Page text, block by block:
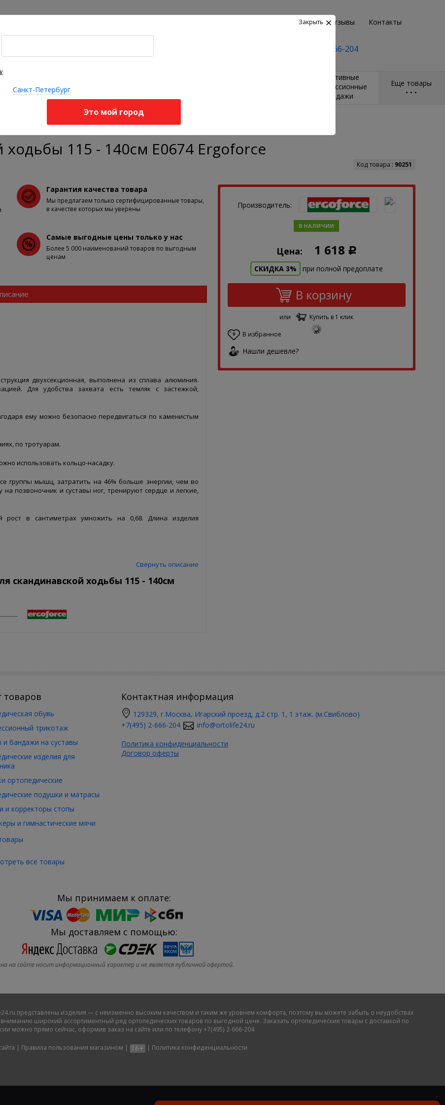
Пункты выдачи Отзывы Контакты
+7(495) 2-666-204
Еще товары
• • •
изделия для
ортопедические
Спортивные
компрессионные
бандажи
115 - 140см Е0674 Ergoforce
Код товара : 90251
Производитель:
В НАЛИЧИИ
Цена: 1 618 Р
СКИДКА 3% при полной предоплате
В корзину
или Купить в 1 клик
0 В избранное
Нашли дешевле?
Гарантия качества товара
Мы предлагаем только сертифицированные товары,
в качестве которых мы уверены
Самые выгодные цены только у нас
Более 5 000 наименований товаров по выгодным
ценам
двухсекционная, выполнена из сплава алюминия.
Для удобства захвата есть темляк с застежкой,
ему можно безопасно передвигаться по каменистым
по тротуарам.
использовать кольцо-насадку.
группы мышц, затратить на 46% больше энергии, чем во
позвоночник и суставы ног, тренируют сердце и легкие,
рост в сантиметрах умножить на 0,68. Длина изделия
Свернуть описание
скандинавской ходьбы 115 - 140см
товаров
обувь
трикотаж
и бандажи на суставы
изделия для
ортопедические
подушки и матрасы
и корректоры стопы
и гимнастические мячи
все товары
Контактная информация
129329, г.Москва, Игарский проезд, д.2 стр. 1, 1 этаж. (м.Свиблово)
+7(495) 2-666-204
info@ortolife24.ru
Политика конфиденциальности
Договор оферты
Мы принимаем к оплате:
Мы доставляем с помощью:
на сайте носит информационный характер и не является публичной офертой.
представлены изделия — с неизменно высоким качеством и таким же уровнем комфорта, поэтому вы можете забыть о неудобствах
широкий ассортиментный ряд ортопедических товаров по выгодной цене. Заказать ортопедические товары с доставкой по
можно прямо сейчас, оформив заказ на сайте или по телефону +7(495) 2-666-204
| Правила пользования магазином | | Политика конфиденциальности
.
Закрыть
Санкт-Петербург
Это мой город